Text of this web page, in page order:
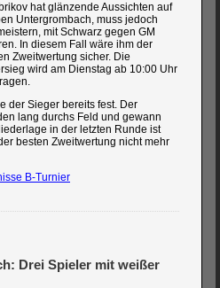
hat glänzende Aussichten auf
Untergrombach, muss jedoch
mit Schwarz gegen GM
In diesem Fall wäre ihm der
Zweitwertung sicher. Die
wird am Dienstag ab 10:00 Uhr
der Sieger bereits fest. Der
lang durchs Feld und gewann
in der letzten Runde ist
besten Zweitwertung nicht mehr
B-Turnier
Drei Spieler mit weißer